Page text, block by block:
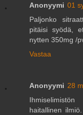
Anonyymi 01
Paljonko
pitäisi syödä,
nytten 350mg /
Vastaa
Anonyymi 28
haitallinen